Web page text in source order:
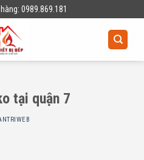
0989.869.181
tại quận 7